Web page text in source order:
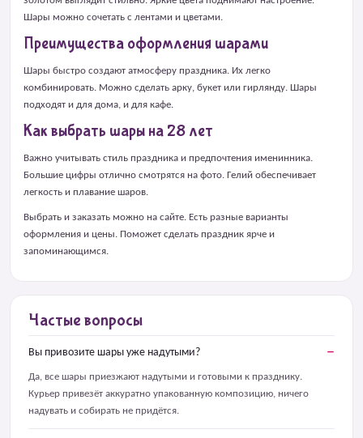
Шары можно сочетать с лентами и цветами.
Преимущества оформления шарами
Шары быстро создают атмосферу праздника. Их легко
комбинировать. Можно сделать арку, букет или гирлянду. Шары
подходят и для дома, и для кафе.
Как выбрать шары на 28 лет
Важно учитывать стиль праздника и предпочтения именинника.
Большие цифры отлично смотрятся на фото. Гелий обеспечивает
легкость и плавание шаров.
Выбрать и заказать можно на сайте. Есть разные варианты
оформления и цены. Поможет сделать праздник ярче и
запоминающимся.
Частые вопросы
Вы привозите шары уже надутыми?
Да, все шары приезжают надутыми и готовыми к празднику.
Курьер привезёт аккуратно упакованную композицию, ничего
надувать и собирать не придётся.